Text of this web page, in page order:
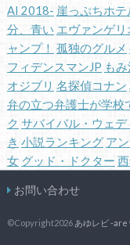
AI 2018- 崖っぷちホテ
分、青い エヴァンゲリ
ャンプ！ 孤独のグルメ
フィデンスマンJP も
オジブリ 名探偵コナン
弁の立つ弁護士が学校
ク サバイバル・ウェデ
き 小説ランキング ア
女 グッド・ドクター
お問い合わせ
©Copyright2026 あゆレビ -